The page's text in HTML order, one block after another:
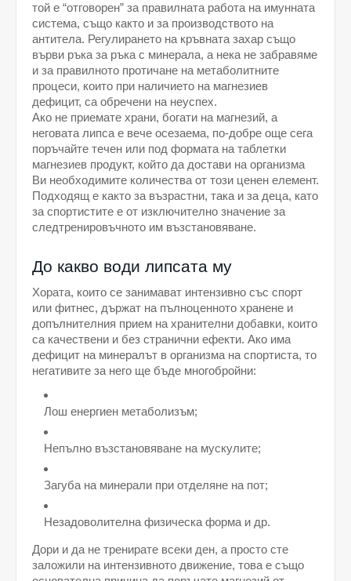
той е “отговорен” за правилната работа на имунната
система, също както и за производството на
антитела. Регулирането на кръвната захар също
върви ръка за ръка с минерала, а нека не забравяме
и за правилното протичане на метаболитните
процеси, които при наличието на магнезиев
дефицит, са обречени на неуспех.
Ако не приемате храни, богати на магнезий, а
неговата липса е вече осезаема, по-добре още сега
поръчайте течен или под формата на таблетки
магнезиев продукт, който да достави на организма
Ви необходимите количества от този ценен елемент.
Подходящ е както за възрастни, така и за деца, като
за спортистите е от изключително значение за
следтренировъчното им възстановяване.
До какво води липсата му
Хората, които се занимават интензивно със спорт
или фитнес, държат на пълноценното хранене и
допълнителния прием на хранителни добавки, които
са качествени и без странични ефекти. Ако има
дефицит на минералът в организма на спортиста, то
негативите за него ще бъде многобройни:
Лош енергиен метаболизъм;
Непълно възстановяване на мускулите;
Загуба на минерали при отделяне на пот;
Незадоволителна физическа форма и др.
Дори и да не тренирате всеки ден, а просто сте
заложили на интензивното движение, това е също